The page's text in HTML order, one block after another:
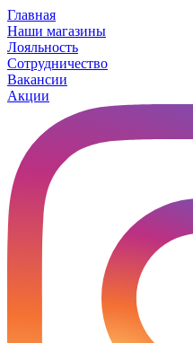
Главная
Наши магазины
Лояльность
Сотрудничество
Вакансии
Акции